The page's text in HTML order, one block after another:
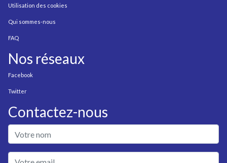
Utilisation des cookies
Qui sommes-nous
FAQ
Nos réseaux
Facebook
Twitter
Contactez-nous